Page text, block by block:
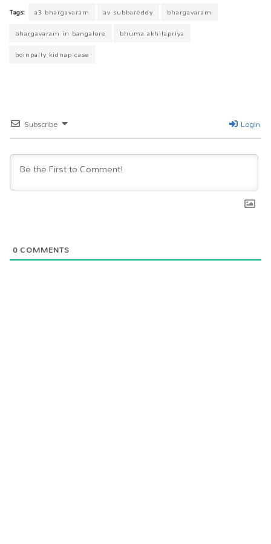
bo
ok
tt
er
ts
A
pp
eg
ra
se
ng
ail sa
ge
re
Tags: a3 bhargavaram av subbareddy
bhargavaram
bhargavaram in bangalore
bhuma akhilapriya
boinpally kidnap case
Subscribe Login
0COMMENTS